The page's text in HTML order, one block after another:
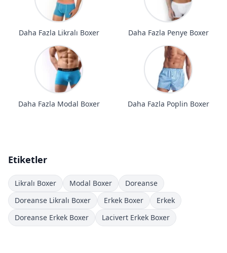
Daha Fazla Likralı Boxer Daha Fazla Penye Boxer
Daha Fazla Modal Boxer Daha Fazla Poplin Boxer
Etiketler
Likralı Boxer Modal Boxer
Doreanse
Doreanse Likralı Boxer
Erkek Boxer
Erkek
Doreanse Erkek Boxer
Lacivert Erkek Boxer